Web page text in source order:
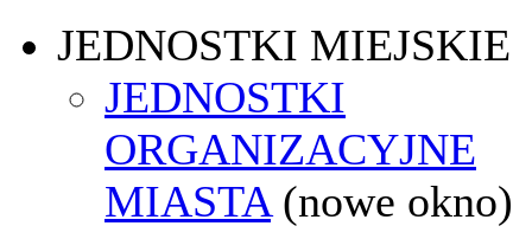
JEDNOSTKI MIEJSKIE
JEDNOSTKI
ORGANIZACYJNE
MIASTA (nowe okno)